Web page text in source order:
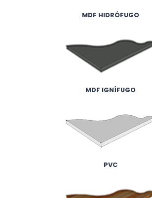
MDF HIDRÓFUGO
MDF IGNÍFUGO
PVC